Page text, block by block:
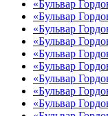
«Бульвар
«Бульвар
«Бульвар
«Бульвар
«Бульвар
«Бульвар
«Бульвар
«Бульвар
«Бульвар